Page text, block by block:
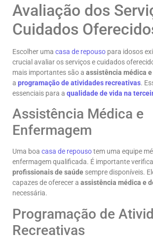
Avaliação dos
Cuidados
Escolher uma casa de repouso para idosos
crucial avaliar os serviços e cuidados
mais importantes são a assistência médica
a programação de atividades recreativas.
essenciais para a qualidade de vida na
Assistência Médica e
Enfermagem
Uma boa casa de repousotem uma equipe
enfermagem qualificada. É importante
profissionais de saúde sempre disponíveis.
capazes de oferecer a assistência médica e
necessária.
Programação de
Recreativas